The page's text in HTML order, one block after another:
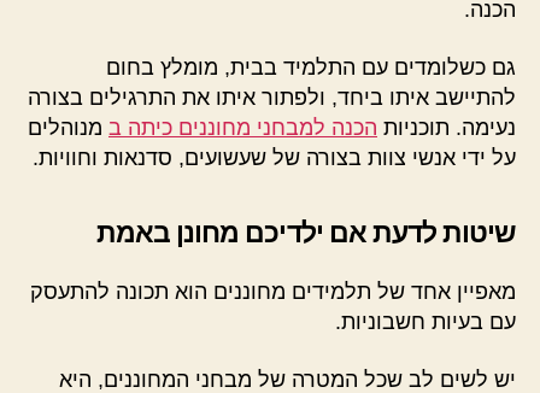
הכנה.
גם כשלומדים עם התלמיד בבית, מומלץ בחום
להתיישב איתו ביחד, ולפתור איתו את התרגילים בצורה
נעימה. תוכניות הכנה למבחני מחוננים כיתה ב מנוהלים
על ידי אנשי צוות בצורה של שעשועים, סדנאות וחוויות.
שיטות לדעת אם ילדיכם מחונן באמת
מאפיין אחד של תלמידים מחוננים הוא תכונה להתעסק
עם בעיות חשבוניות.
יש לשים לב שכל המטרה של מבחני המחוננים, היא